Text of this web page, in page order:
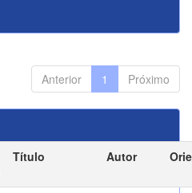
Anterior 1 Próximo
Título Autor